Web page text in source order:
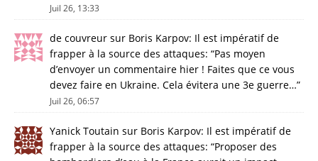
Juil 26, 13:33
de couvreur sur Boris Karpov: Il est impératif de
frapper à la source des attaques: “Pas moyen
d’envoyer un commentaire hier ! Faites que ce vous
devez faire en Ukraine. Cela évitera une 3e guerre…”
Juil 26, 06:57
Yanick Toutain sur Boris Karpov: Il est impératif de
frapper à la source des attaques: “Proposer des